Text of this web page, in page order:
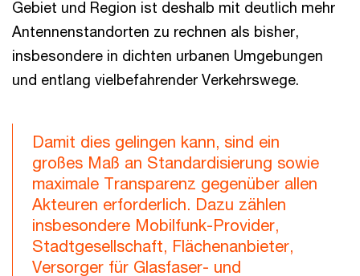
Gebiet und Region ist deshalb mit deutlich mehr
Antennenstandorten zu rechnen als bisher,
insbesondere in dichten urbanen Umgebungen
und entlang vielbefahrender Verkehrswege.
Damit dies gelingen kann, sind ein
großes Maß an Standardisierung sowie
maximale Transparenz gegenüber allen
Akteuren erforderlich. Dazu zählen
insbesondere Mobilfunk-Provider,
Stadtgesellschaft, Flächenanbieter,
Versorger für Glasfaser- und